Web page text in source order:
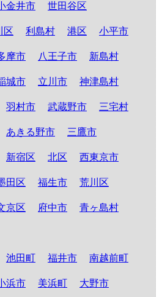
金井市 世田谷区
区 利島村 港区 小平市
摩市 八王子市 新島村
城市 立川市 神津島村
羽村市 武蔵野市 三宅村
あきる野市 三鷹市
新宿区 北区 西東京市
田区 福生市 荒川区
京区 府中市 青ヶ島村
池田町 福井市 南越前町
浜市 美浜町 大野市